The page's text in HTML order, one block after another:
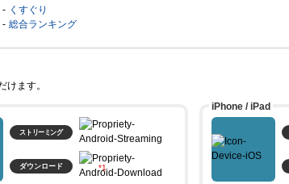
くすぐり
総合ランキング
ます。
ストリーミング
ダウンロード
iPhone / iPad